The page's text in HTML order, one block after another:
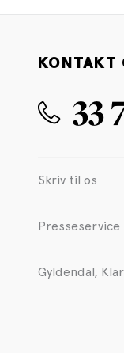
KONTAKT
33
Skriv til os
Presseservice
Gyldendal,